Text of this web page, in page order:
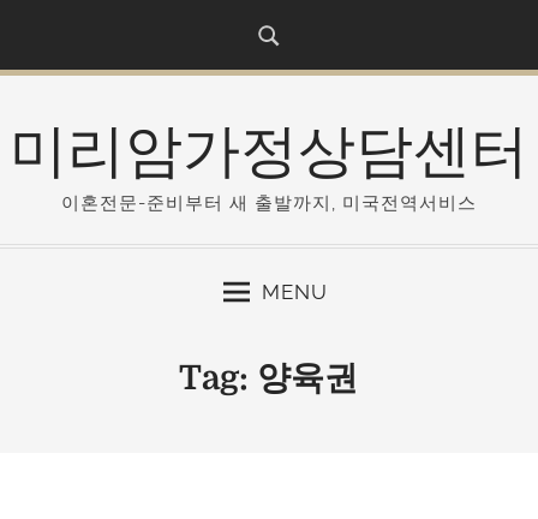
i
미리암가정상담센터
이혼전문-준비부터 새 출발까지, 미국전역서비스
MENU
Tag: 양육권